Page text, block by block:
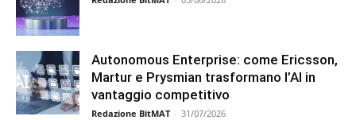
Autonomous Enterprise: come Ericsson,
Martur e Prysmian trasformano l’AI in
vantaggio competitivo
Redazione BitMAT - 31/07/2026